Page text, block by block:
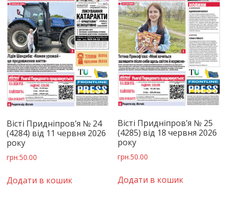
Вісті Придніпров’я № 24
(4284) від 11 червня 2026
року
грн.50.00
Додати в кошик
Вісті Придніпров’я № 25
(4285) від 18 червня 2026
року
грн.50.00
Додати в кошик